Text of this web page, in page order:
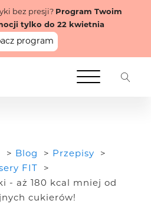
bez presji? Program Twoim
tylko do 22 kwietnia
program
Blog
Przepisy
FIT
- aż 180 kcal mniej od
cukierów!